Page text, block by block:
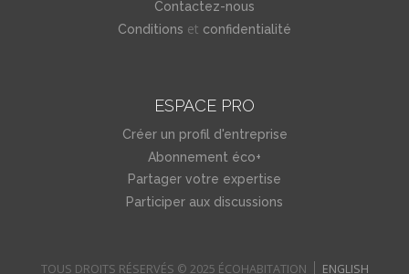
Contactez-nous
Conditions et confidentialité
ESPACE PRO
Créer un profil d'entreprise
Abonnement éco+
Partager votre expertise
Participer aux discussions
TOUS DROITS RÉSERVÉS © 2025 ÉCOHABITATION ENGLISH